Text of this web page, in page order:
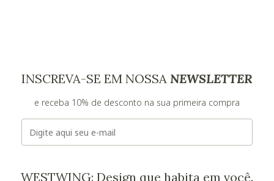
INSCREVA-SE EM NOSSA NEWSLETTER
e receba 10% de desconto na sua primeira compra
WESTWING: Design que habita em você.